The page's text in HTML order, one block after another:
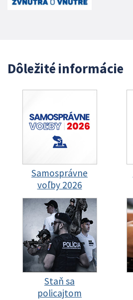
Dôležité informácie
Samosprávne
voľby 2026
Staň sa
policajtom